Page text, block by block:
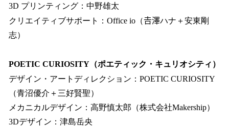
3D プリンティング：中野雄太
クリエイティブサポート：Office io（𠮷澤ハナ＋安東剛
志）
POETIC CURIOSITY（ポエティック・キュリオシティ）
デザイン・アートディレクション：POETIC CURIOSITY
（青沼優介＋三好賢聖）
メカニカルデザイン：高野慎太郎（株式会社Makership）
3Dデザイン：津島岳央